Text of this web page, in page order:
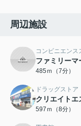
周辺施設
コンビニエンス
ファミリーマ
485ｍ（7分）
ドラッグストア
クリエイトエ
597ｍ（8分）